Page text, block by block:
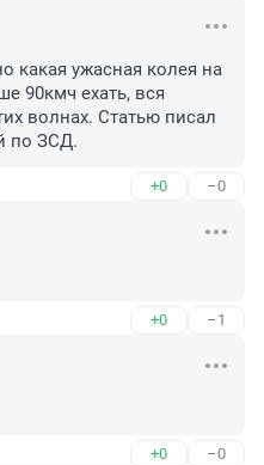
какая ужасная колея на
90кмч ехать, вся
волнах. Статью писал
по ЗСД.
+0 –0
+0 –1
+0 –0